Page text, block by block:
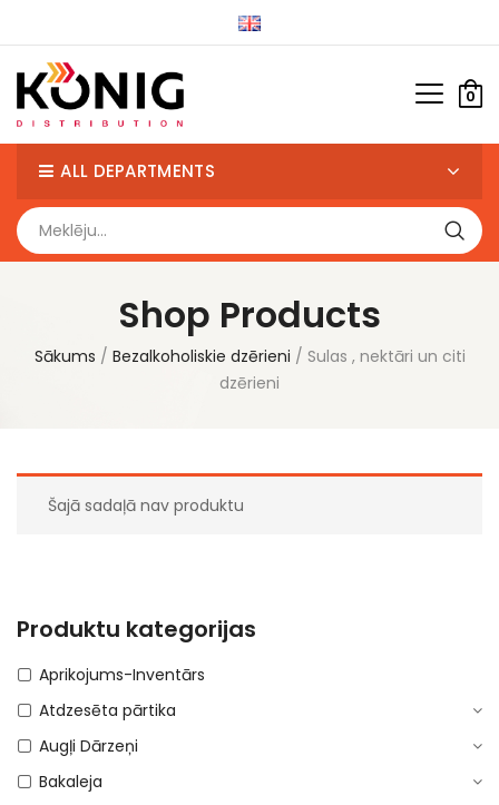
0
ALL DEPARTMENTS
Shop Products
Sākums Bezalkoholiskie dzērieni
Sulas , nektāri un citi
dzērieni
Šajā sadaļā nav produktu
Produktu kategorijas
Aprikojums-Inventārs
Atdzesēta pārtika
Augļi Dārzeņi
Bakaleja